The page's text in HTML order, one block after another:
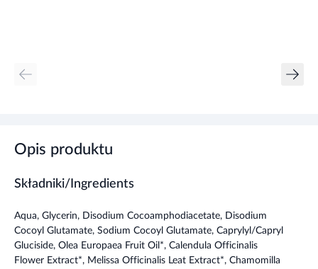
Opis produktu
Składniki/Ingredients
Aqua, Glycerin, Disodium Cocoamphodiacetate, Disodium
Cocoyl Glutamate, Sodium Cocoyl Glutamate, Caprylyl/Capryl
Gluciside, Olea Europaea Fruit Oil*, Calendula Officinalis
Flower Extract*, Melissa Officinalis Leat Extract*, Chamomilla